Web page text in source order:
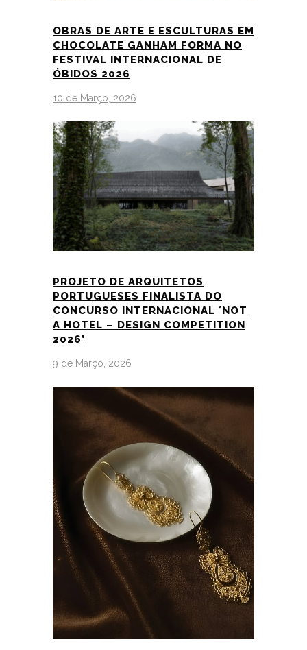
OBRAS DE ARTE E ESCULTURAS EM
CHOCOLATE GANHAM FORMA NO
FESTIVAL INTERNACIONAL DE
ÓBIDOS 2026
10 de Março, 2026
PROJETO DE ARQUITETOS
PORTUGUESES FINALISTA DO
CONCURSO INTERNACIONAL ´NOT
A HOTEL – DESIGN COMPETITION
2026’
9 de Março, 2026